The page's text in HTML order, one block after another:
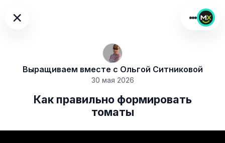
×
Выращиваем вместе с Ольгой Ситниковой
30 мая 2026
Как правильно формировать
томаты